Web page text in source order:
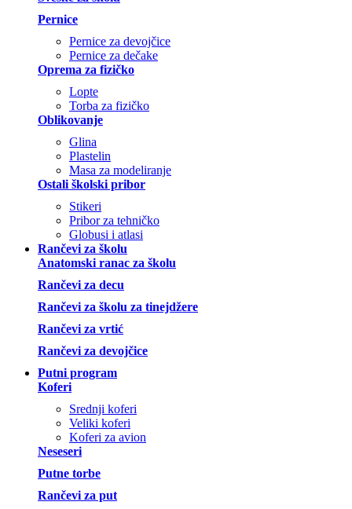
Pernice
Pernice za devojčice
Pernice za dečake
Oprema za fizičko
Lopte
Torba za fizičko
Oblikovanje
Glina
Plastelin
Masa za modeliranje
Ostali školski pribor
Stikeri
Pribor za tehničko
Globusi i atlasi
Rančevi za školu
Anatomski ranac za školu
Rančevi za decu
Rančevi za školu za tinejdžere
Rančevi za vrtić
Rančevi za devojčice
Putni program
Koferi
Srednji koferi
Veliki koferi
Koferi za avion
Neseseri
Putne torbe
Rančevi za put